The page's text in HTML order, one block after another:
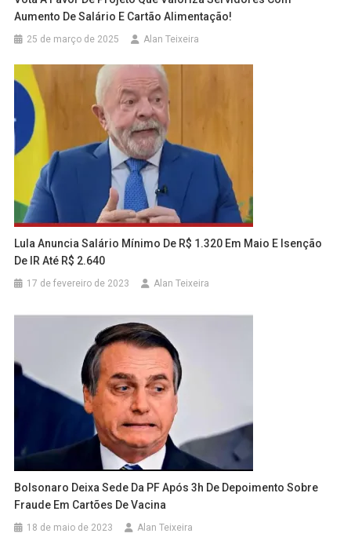
Aumento De Salário E Cartão Alimentação!
25 de março de 2025 Alan Teixeira
Lula Anuncia Salário Mínimo De R$ 1.320 Em Maio E Isenção
De IR Até R$ 2.640
17 de fevereiro de 2023 Alan Teixeira
Bolsonaro Deixa Sede Da PF Após 3h De Depoimento Sobre
Fraude Em Cartões De Vacina
18 de maio de 2023 Alan Teixeira